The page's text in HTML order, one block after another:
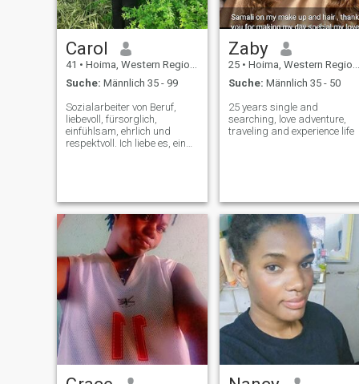
Carol
41 • Hoima, Western Region, Uganda
Suche: Männlich 35 - 99
Sozialarbeiter von Beruf,
liebevoll, fürsorglich,
einfühlsam, ehrlich und
respektvoll. Ich liebe es, ein
Land ist perfekt für mich.
Zaby
25 • Hoima, Western Region, Uganda
Suche: Männlich 35 - 50
25 years single and
searching, love adventure,
traveling and experience life